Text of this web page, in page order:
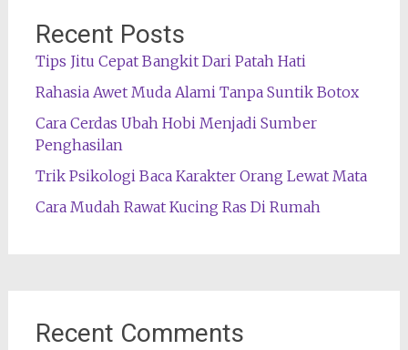
Recent Posts
Tips Jitu Cepat Bangkit Dari Patah Hati
Rahasia Awet Muda Alami Tanpa Suntik Botox
Cara Cerdas Ubah Hobi Menjadi Sumber
Penghasilan
Trik Psikologi Baca Karakter Orang Lewat Mata
Cara Mudah Rawat Kucing Ras Di Rumah
Recent Comments